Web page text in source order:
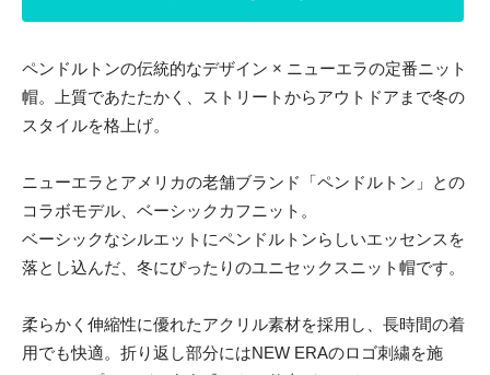
ペンドルトンの伝統的なデザイン × ニューエラの定番ニット
帽。上質であたたかく、ストリートからアウトドアまで冬の
スタイルを格上げ。
ニューエラとアメリカの老舗ブランド「ペンドルトン」との
コラボモデル、ベーシックカフニット。
ベーシックなシルエットにペンドルトンらしいエッセンスを
落とし込んだ、冬にぴったりのユニセックスニット帽です。
柔らかく伸縮性に優れたアクリル素材を採用し、長時間の着
用でも快適。折り返し部分にはNEW ERAのロゴ刺繍を施